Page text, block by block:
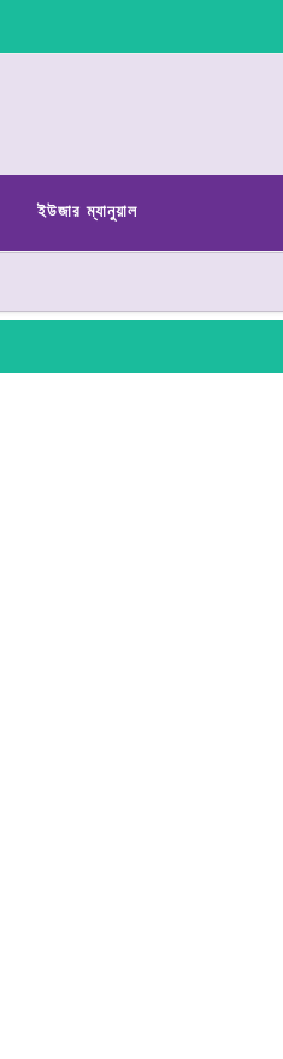
ইউজার ম্যানুয়াল